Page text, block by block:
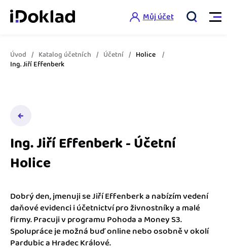
Vlastnosti
Správa kontaktů
Hlídání cashflow
Spolupráce s účetní
Propojení na další systémy
Spřátelené účetní
Nápověda
Jak začít podnikat
Jak se vyznat ve fakturaci
Šablony faktur
Šablona pro plátce DPH
Šablona pro neplátce DPH
Registrovat ZDARMA
Můj účet
Úvod Katalog účetních Účetní
Holice
Ing. Jiří Effenberk
Ing. Jiří Effenberk - Účetní
Holice
Dobrý den, jmenuji se Jiří Effenberk a nabízím vedení
daňové evidenci i účetnictví pro živnostníky a malé
firmy. Pracuji v programu Pohoda a Money S3.
Spolupráce je možná buď online nebo osobně v okolí
Pardubic a Hradec Králové.